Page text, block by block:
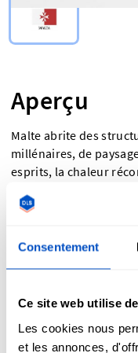
Consentement
Ce site web utilise
Les cookies nous
et les annonces,
Aperçu
Malte abrite des
millénaires, de
esprits, la chaleur
histoire riche de
Mettez en valeur les
à Malte sont un
raisons
horizontal et d’une